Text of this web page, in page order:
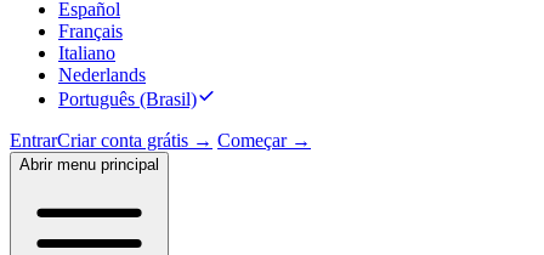
Español
Français
Italiano
Nederlands
Português (Brasil)
EntrarCriar conta grátis → Começar →
Abrir menu principal